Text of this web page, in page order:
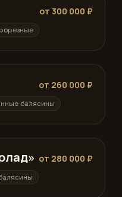
от 300 000 ₽
от 260 000 ₽
балясины
от 280 000 ₽